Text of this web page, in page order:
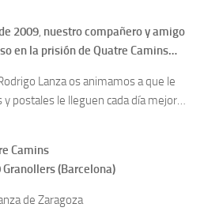
2009, nuestro compañero y amigo
en la prisión de Quatre Camins…
Lanza os animamos a que le
y postales le lleguen cada día mejor…
Camins
Granollers (Barcelona)
de Zaragoza